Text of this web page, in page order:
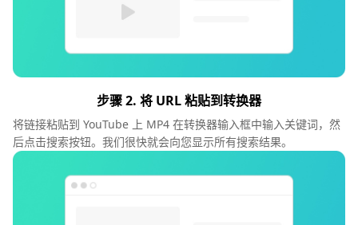
步骤 2. 将 URL 粘贴到转换器
将链接粘贴到 YouTube 上 MP4 在转换器输入框中输入关键词，然
后点击搜索按钮。我们很快就会向您显示所有搜索结果。